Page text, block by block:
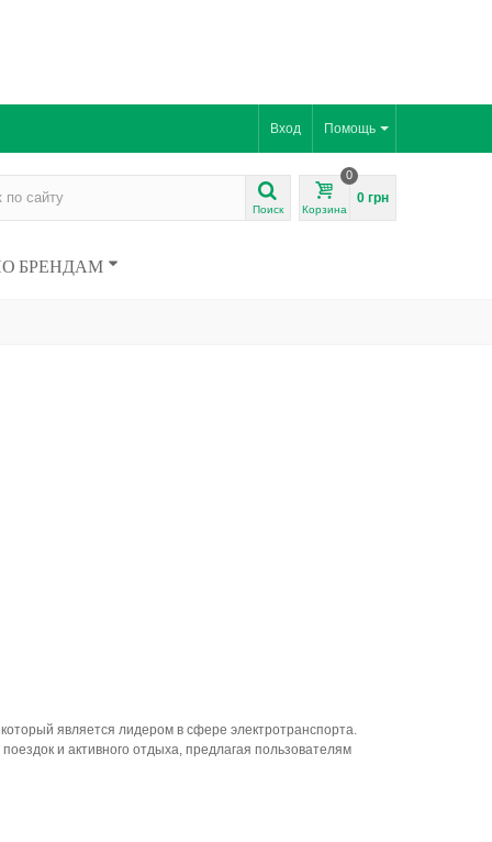
Помощь
Вход
Поиск Корзина
0
0 грн
БРЕНДАМ
является лидером в сфере электротранспорта.
и активного отдыха, предлагая пользователям